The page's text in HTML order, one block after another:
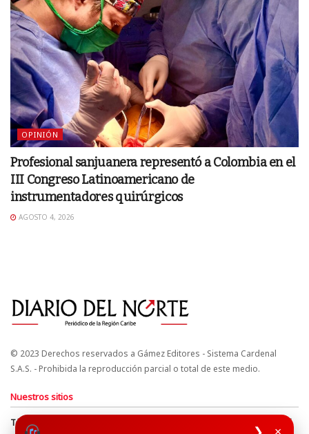
OPINIÓN
Profesional sanjuanera representó a Colombia en el
III Congreso Latinoamericano de
instrumentadores quirúrgicos
AGOSTO 4, 2026
© 2023 Derechos reservados a Gámez Editores - Sistema Cardenal
S.A.S. - Prohibida la reproducción parcial o total de este medio.
Nuestros sitios
Términos y Condiciones
Derechos de Autor y Propiedad Intelectual